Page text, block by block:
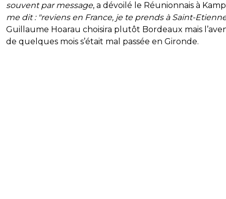
souvent par message, a dévoilé le Réunionnais à
me dit : "reviens en France, je te prends à Saint-
Guillaume Hoarau choisira plutôt Bordeaux mais
de quelques mois s’était mal passée en Gironde.